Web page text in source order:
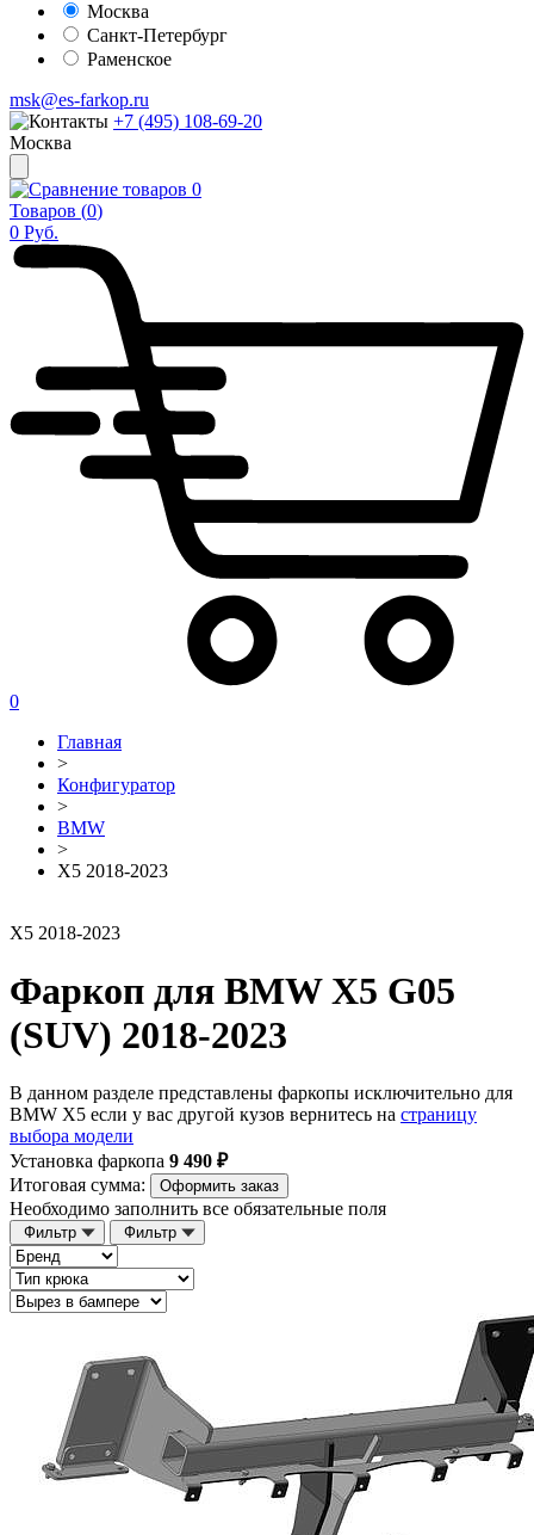
Москва
Санкт-Петербург
Раменское
msk@es-farkop.ru
+7 (495) 108-69-20
Москва
0
Товаров (0)
0 Руб.
0
Главная
>
Конфигуратор
>
BMW
>
X5 2018-2023
X5 2018-2023
Фаркоп для BMW X5 G05
(SUV) 2018-2023
В данном разделе представлены фаркопы исключительно для
BMW X5 если у вас другой кузов вернитесь на страницу
выбора модели
Установка фаркопа 9 490 ₽
Итоговая сумма:
Оформить заказ
Необходимо заполнить все обязательные поля
Фильтр Фильтр